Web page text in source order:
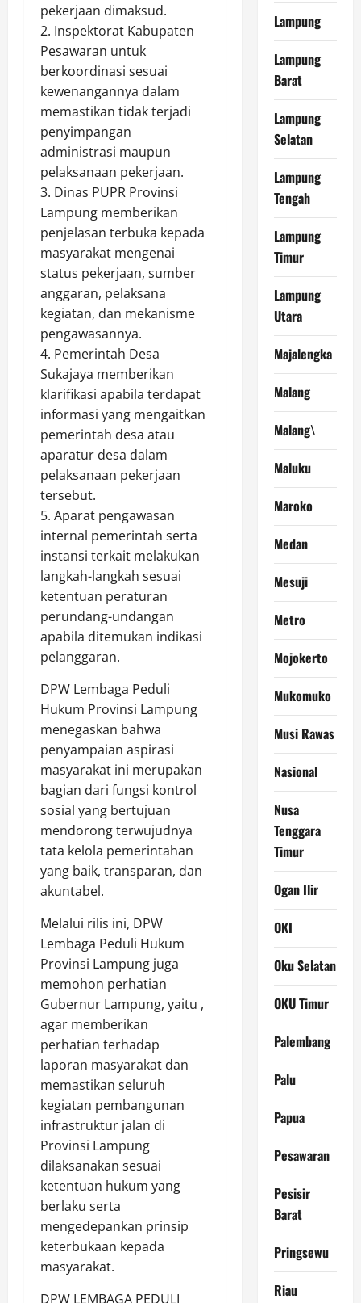
pekerjaan dimaksud.
2. Inspektorat Kabupaten
Pesawaran untuk
berkoordinasi sesuai
kewenangannya dalam
memastikan tidak terjadi
penyimpangan
administrasi maupun
pelaksanaan pekerjaan.
3. Dinas PUPR Provinsi
Lampung memberikan
penjelasan terbuka kepada
masyarakat mengenai
status pekerjaan, sumber
anggaran, pelaksana
kegiatan, dan mekanisme
pengawasannya.
4. Pemerintah Desa
Sukajaya memberikan
klarifikasi apabila terdapat
informasi yang mengaitkan
pemerintah desa atau
aparatur desa dalam
pelaksanaan pekerjaan
tersebut.
5. Aparat pengawasan
internal pemerintah serta
instansi terkait melakukan
langkah-langkah sesuai
ketentuan peraturan
perundang-undangan
apabila ditemukan indikasi
pelanggaran.
DPW Lembaga Peduli
Hukum Provinsi Lampung
menegaskan bahwa
penyampaian aspirasi
masyarakat ini merupakan
bagian dari fungsi kontrol
sosial yang bertujuan
mendorong terwujudnya
tata kelola pemerintahan
yang baik, transparan, dan
akuntabel.
Melalui rilis ini, DPW
Lembaga Peduli Hukum
Provinsi Lampung juga
memohon perhatian
Gubernur Lampung, yaitu ,
agar memberikan
perhatian terhadap
laporan masyarakat dan
memastikan seluruh
kegiatan pembangunan
infrastruktur jalan di
Provinsi Lampung
dilaksanakan sesuai
ketentuan hukum yang
berlaku serta
mengedepankan prinsip
keterbukaan kepada
masyarakat.
DPW LEMBAGA PEDULI
Lampung
Lampung
Barat
Lampung
Selatan
Lampung
Tengah
Lampung
Timur
Lampung
Utara
Majalengka
Malang
Malang\
Maluku
Maroko
Medan
Mesuji
Metro
Mojokerto
Mukomuko
Musi Rawas
Nasional
Nusa
Tenggara
Timur
Ogan Ilir
OKI
Oku Selatan
OKU Timur
Palembang
Palu
Papua
Pesawaran
Pesisir
Barat
Pringsewu
Riau